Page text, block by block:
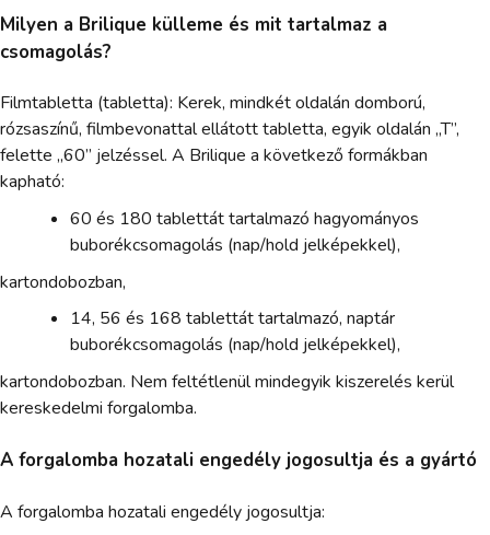
Milyen a Brilique külleme és mit tartalmaz a
csomagolás?
Filmtabletta (tabletta): Kerek, mindkét oldalán domború,
rózsaszínű, filmbevonattal ellátott tabletta, egyik oldalán „T”,
felette „60” jelzéssel. A Brilique a következő formákban
kapható:
60 és 180 tablettát tartalmazó hagyományos
buborékcsomagolás (nap/hold jelképekkel),
kartondobozban,
14, 56 és 168 tablettát tartalmazó, naptár
buborékcsomagolás (nap/hold jelképekkel),
kartondobozban. Nem feltétlenül mindegyik kiszerelés kerül
kereskedelmi forgalomba.
A forgalomba hozatali engedély jogosultja és a gyártó
A forgalomba hozatali engedély jogosultja: